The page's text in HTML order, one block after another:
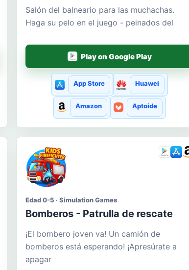
Salón del balneario para las muchachas.
Haga su pelo en el juego - peinados del
Play on Google Play
App Store Huawei
Amazon Aptoide
Edad 0-5 · Simulation Games
Bomberos - Patrulla de rescate
¡El bombero joven va! Un camión de
bomberos está esperando! ¡Apresúrate a
apagar